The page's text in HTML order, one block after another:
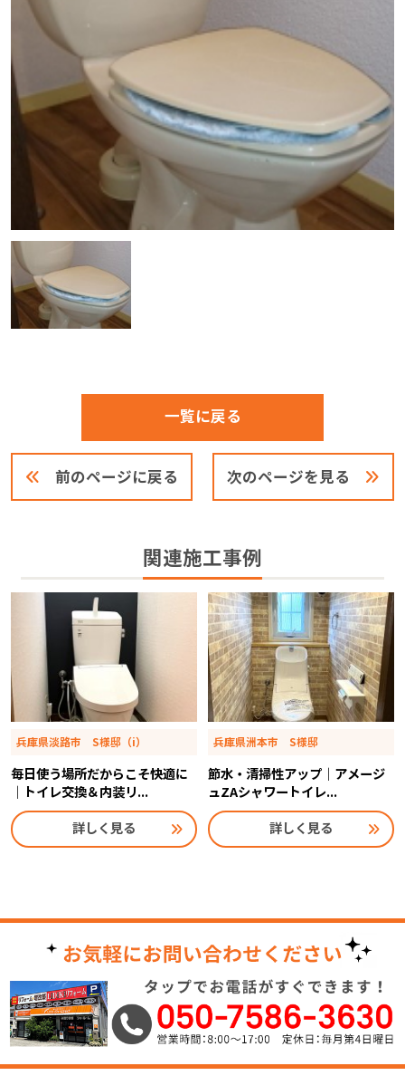
前のページに戻る
一覧に戻る
次のページを見る
関連施工事例
兵庫県淡路市 S様邸（i）
毎日使う場所だからこそ快適に
｜トイレ交換＆内装リ...
詳しく見る
兵庫県洲本市 S様邸
節水・清掃性アップ｜アメージ
ュZAシャワートイレ...
詳しく見る